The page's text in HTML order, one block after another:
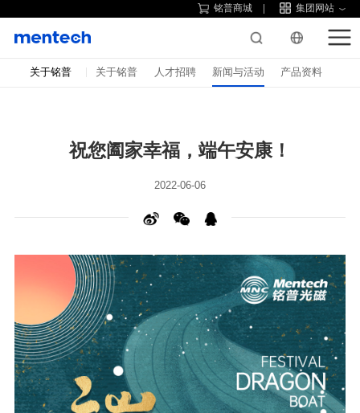
铭普商城 集团网站
关于铭普 关于铭普 人才招聘 新闻与活动 产品资料
祝您阖家幸福，端午安康！
2022-06-06